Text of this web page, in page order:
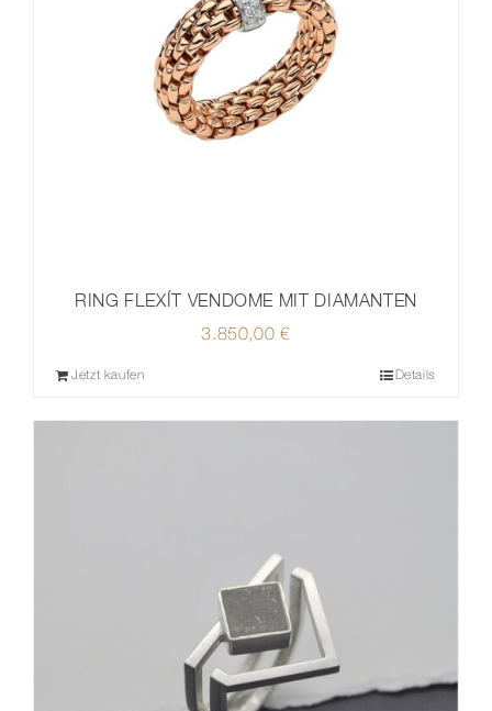
RING FLEXÍT VENDOME MIT DIAMANTEN
3.850,00€
Jetzt kaufen Details